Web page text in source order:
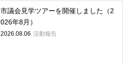
市議会見学ツアーを開催しました（2
026年8月）
2026.08.06 活動報告